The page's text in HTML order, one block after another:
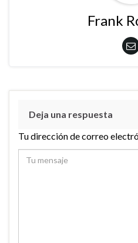
Frank
Deja una respuesta
Tu dirección de correo